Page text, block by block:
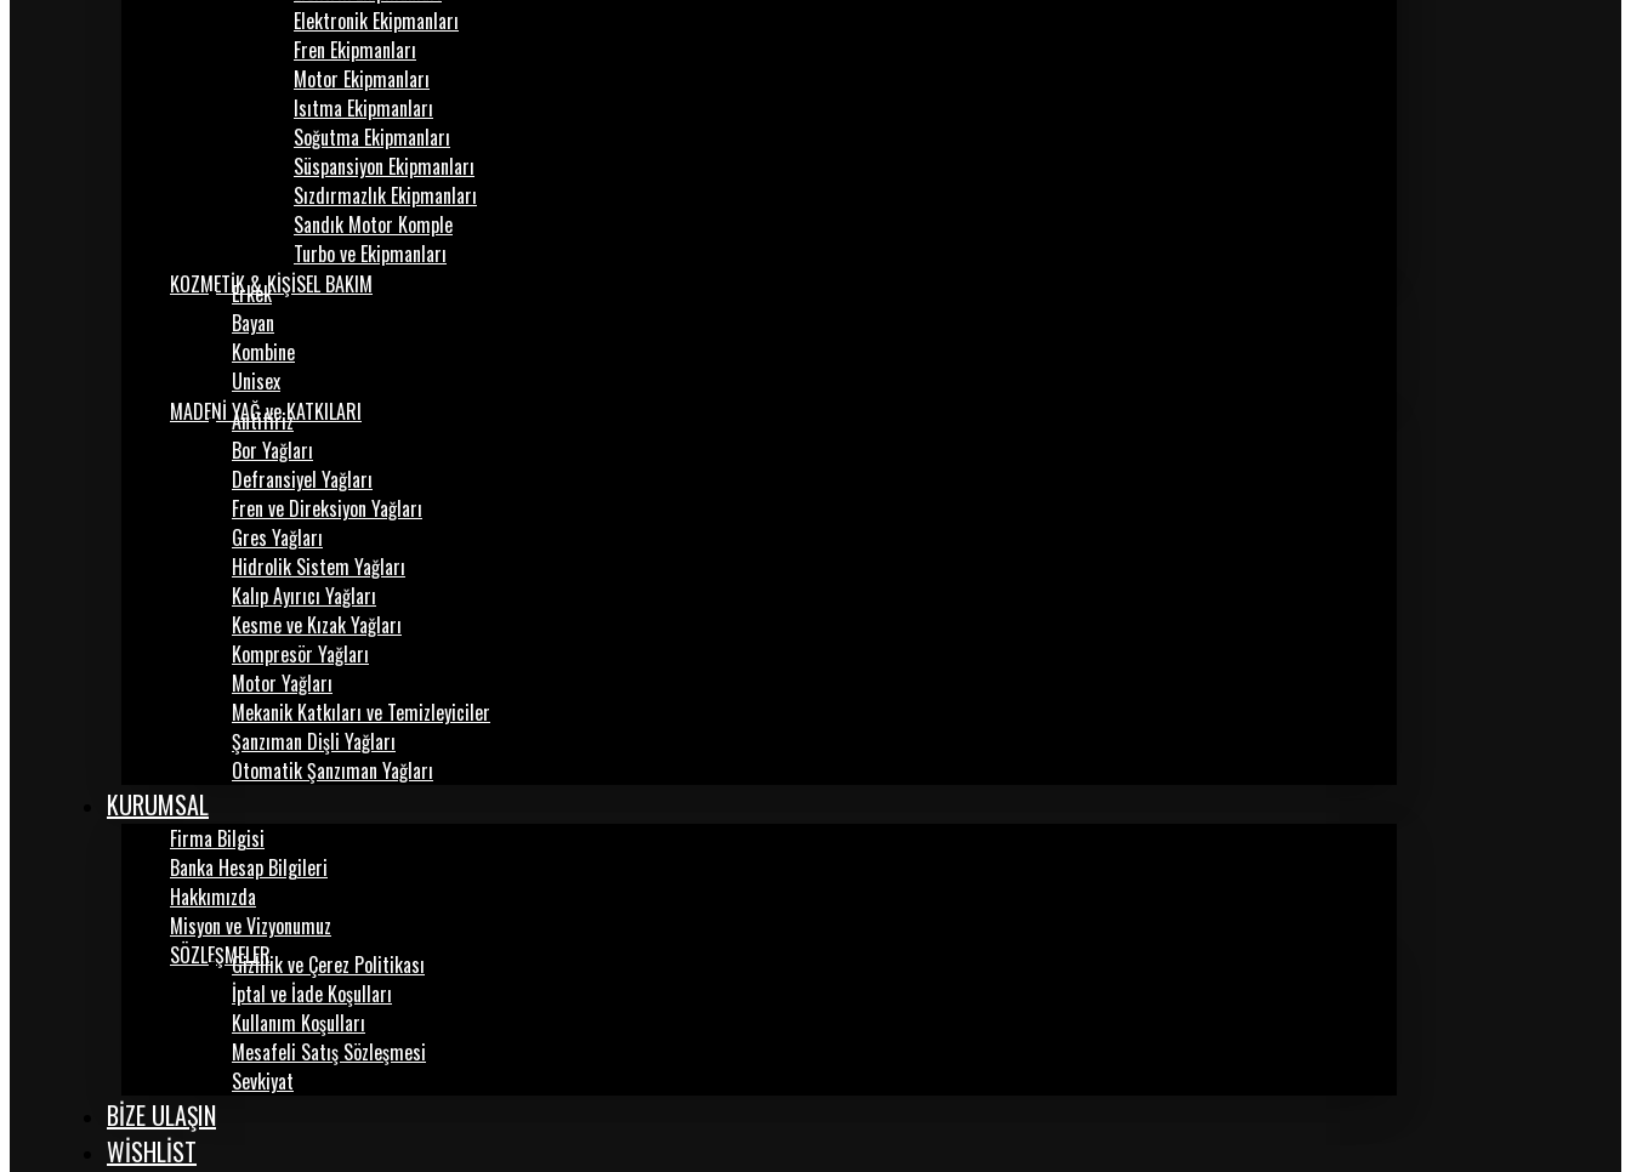
Elektronik Ekipmanları
Fren Ekipmanları
Motor Ekipmanları
Isıtma Ekipmanları
Soğutma Ekipmanları
Süspansiyon Ekipmanları
Sızdırmazlık Ekipmanları
Sandık Motor Komple
Turbo ve Ekipmanları
KOZMETİK & KİŞİSEL BAKIM
Erkek
Bayan
Kombine
Unisex
MADENİ YAĞ ve KATKILARI
Antifiriz
Bor Yağları
Defransiyel Yağları
Fren ve Direksiyon Yağları
Gres Yağları
Hidrolik Sistem Yağları
Kalıp Ayırıcı Yağları
Kesme ve Kızak Yağları
Kompresör Yağları
Motor Yağları
Mekanik Katkıları ve Temizleyiciler
Şanzıman Dişli Yağları
Otomatik Şanzıman Yağları
KURUMSAL
Firma Bilgisi
Banka Hesap Bilgileri
Hakkımızda
Misyon ve Vizyonumuz
SÖZLEŞMELERGizlilik ve Çerez Politikası
İptal ve İade Koşulları
Kullanım Koşulları
Mesafeli Satış Sözleşmesi
Sevkiyat
BİZE ULAŞIN
WISHLIST